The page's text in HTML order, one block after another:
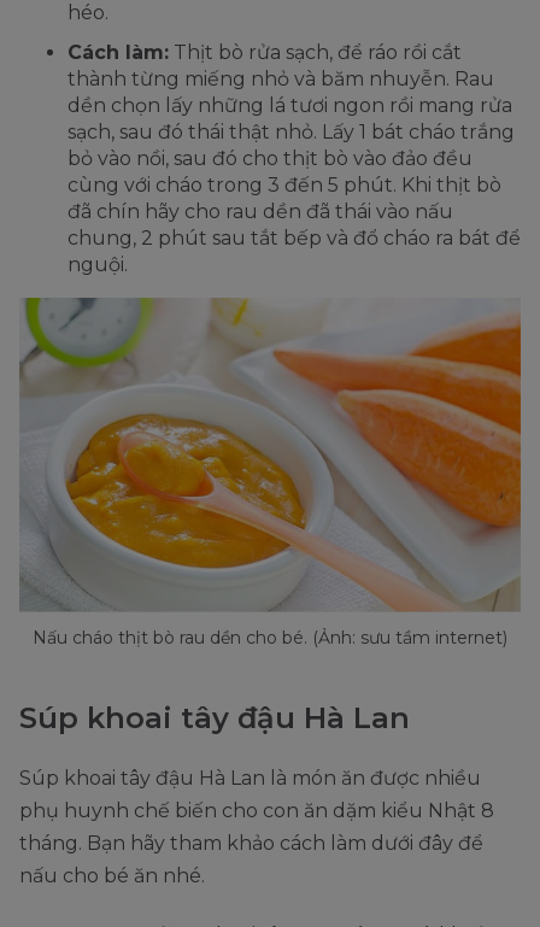
héo.
Cách làm: Thịt bò rửa sạch, để ráo rồi cắt
thành từng miếng nhỏ và băm nhuyễn. Rau
dền chọn lấy những lá tươi ngon rồi mang rửa
sạch, sau đó thái thật nhỏ. Lấy 1 bát cháo trắng
bỏ vào nồi, sau đó cho thịt bò vào đảo đều
cùng với cháo trong 3 đến 5 phút. Khi thịt bò
đã chín hãy cho rau dền đã thái vào nấu
chung, 2 phút sau tắt bếp và đổ cháo ra bát để
nguội.
Nấu cháo thịt bò rau dền cho bé. (Ảnh: sưu tầm internet)
Súp khoai tây đậu Hà Lan
Súp khoai tây đậu Hà Lan là món ăn được nhiều
phụ huynh chế biến cho con ăn dặm kiểu Nhật 8
tháng. Bạn hãy tham khảo cách làm dưới đây để
nấu cho bé ăn nhé.